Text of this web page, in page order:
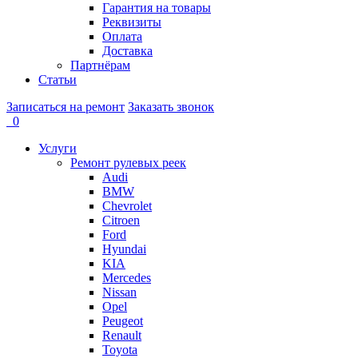
Гарантия на товары
Реквизиты
Оплата
Доставка
Партнёрам
Статьи
Записаться на ремонт Заказать звонок
0
Услуги
Ремонт рулевых реек
Audi
BMW
Chevrolet
Citroen
Ford
Hyundai
KIA
Mercedes
Nissan
Opel
Peugeot
Renault
Toyota